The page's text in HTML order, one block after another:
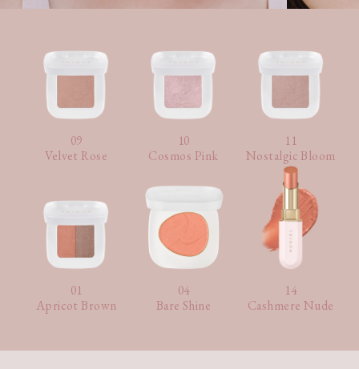
09
Velvet Rose
10
Cosmos Pink
11
Nostalgic Bloom
01
Apricot Brown
04
Bare Shine
14
Cashmere Nude